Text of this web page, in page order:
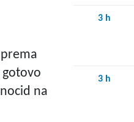
na
3 h
3 h